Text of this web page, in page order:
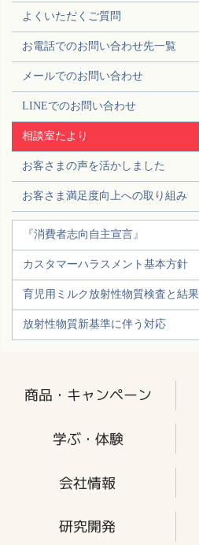
よくいただくご質問
お電話でのお問い合わせ先一覧
メールでのお問い合わせ
LINEでのお問い合わせ
相談室たより
お客さまの声を活かしました
お客さま満足度向上への取り組み
『消費者志向自主宣言』
カスタマーハラスメント基本方針
育児用ミルク放射性物質検査と結果
放射性物質新基準に伴う対応
商品・キャンペーン
学ぶ・体験
会社情報
研究開発